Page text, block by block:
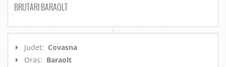
BRUTARI BARAOLT
Judet: Covasna
Oras: Baraolt